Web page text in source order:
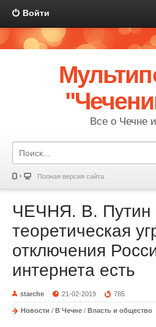
Войти
Все о Чечне
Полная версия сайта
ЧЕЧНЯ. В. Путин
теоретическая
отключения
интернета есть
starche 21-02-2019 785
Новости / В Чечне / Власть и общество